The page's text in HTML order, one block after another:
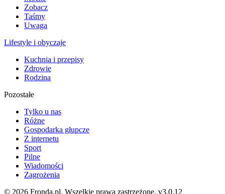
Zobacz
Taśmy
Uwaga
Lifestyle i obyczaje
Kuchnia i przepisy
Zdrowie
Rodzina
Pozostałe
Tylko u nas
Różne
Gospodarka głupcze
Z internetu
Sport
Pilne
Wiadomości
Zagrożenia
© 2026 Fronda.pl. Wszelkie prawa zastrzeżone. v3.0.12